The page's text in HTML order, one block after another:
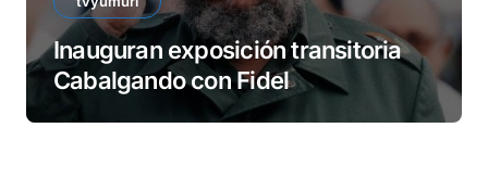
Inauguran exposición transitoria
Cabalgando con Fidel